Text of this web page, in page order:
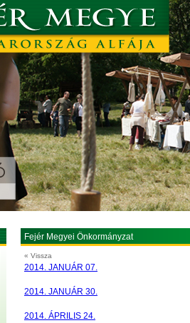
Fejér Megyei Önkormányzat
« Vissza
2014. JANUÁR 07.
2014. JANUÁR 30.
2014. ÁPRILIS 24.